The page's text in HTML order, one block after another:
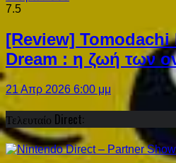
7.5
[Review]
Dream : η ζωή των
21 Απρ 2026 6:00 μμ
Τελευταίο Direct: